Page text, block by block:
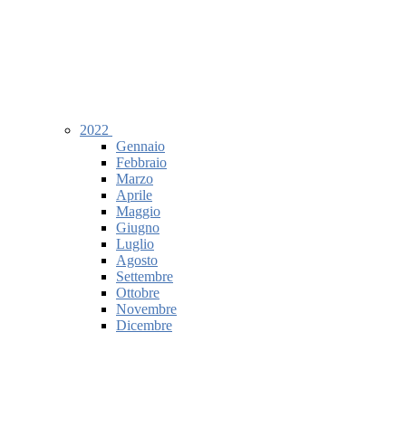
2022
Gennaio
Febbraio
Marzo
Aprile
Maggio
Giugno
Luglio
Agosto
Settembre
Ottobre
Novembre
Dicembre